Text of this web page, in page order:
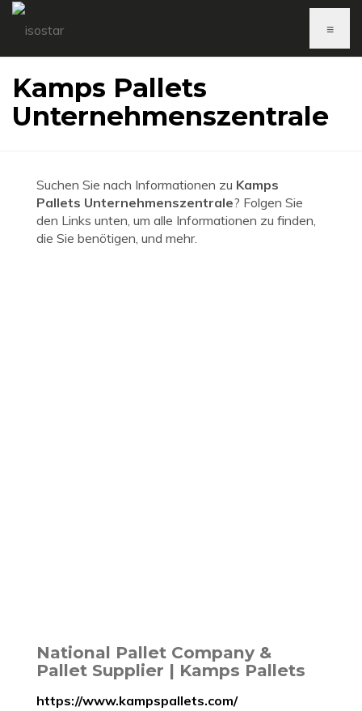
≡
Kamps Pallets
Unternehmenszentrale
Suchen Sie nach Informationen zu Kamps
Pallets Unternehmenszentrale? Folgen Sie
den Links unten, um alle Informationen zu finden,
die Sie benötigen, und mehr.
National Pallet Company &
Pallet Supplier | Kamps Pallets
https://www.kampspallets.com/